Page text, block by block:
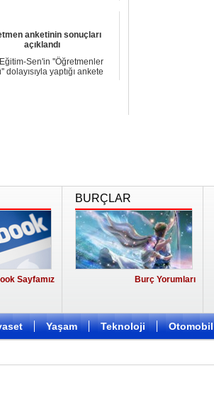
anketinin sonuçları
açıklandı
Sen'in ''Öğretmenler
dolayısıyla yaptığı ankete
Sayfamız
BURÇLAR
Burç Yorumları
Yaşam Teknoloji Otomobil